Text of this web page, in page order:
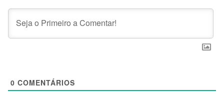
0 COMENTÁRIOS